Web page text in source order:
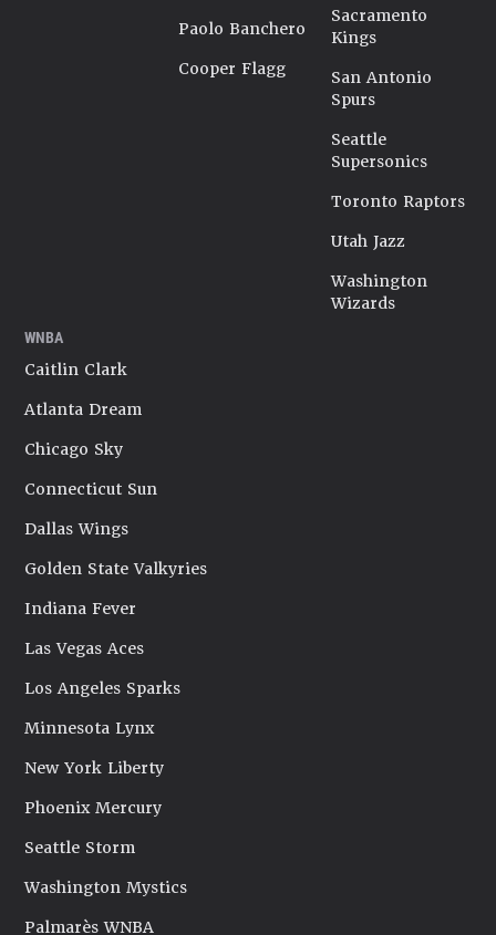
Paolo Banchero
Cooper Flagg
Sacramento
Kings
San Antonio
Spurs
Seattle
Supersonics
Toronto Raptors
Utah Jazz
Washington
Wizards
WNBA
Caitlin Clark
Atlanta Dream
Chicago Sky
Connecticut Sun
Dallas Wings
Golden State Valkyries
Indiana Fever
Las Vegas Aces
Los Angeles Sparks
Minnesota Lynx
New York Liberty
Phoenix Mercury
Seattle Storm
Washington Mystics
Palmarès WNBA